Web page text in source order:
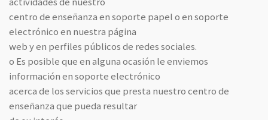
centro de enseñanza en soporte papel o en soporte
electrónico en nuestra página
web y en perfiles públicos de redes sociales.
o Es posible que en alguna ocasión le enviemos
información en soporte electrónico
acerca de los servicios que presta nuestro centro de
enseñanza que pueda resultar